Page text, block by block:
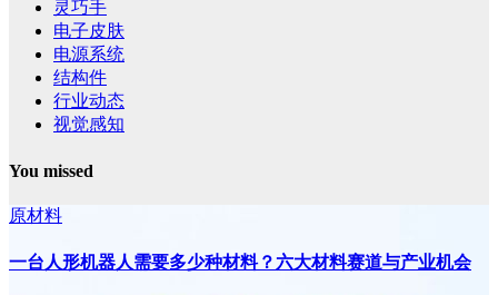
灵巧手
电子皮肤
电源系统
结构件
行业动态
视觉感知
You missed
原材料
一台人形机器人需要多少种材料？六大材料赛道与产业机会